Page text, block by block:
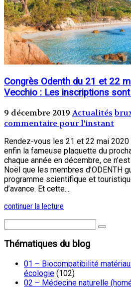
Congrès Odenth du 21 et 22
Vecchio : Les inscriptions
9 décembre 2019 Actualités
commentaire pour l'instant
Rendez-vous les 21 et 22 mai
enfin la fameuse plaquette du
chaque année en décembre, ce
Noël que les membres d’ODENTH
programme scientifique et
d’avance. Et cette...
continuer la lecture
Thématiques du blog
01 – Biocompatibilité
écologie (102)
02 – Médecine naturelle